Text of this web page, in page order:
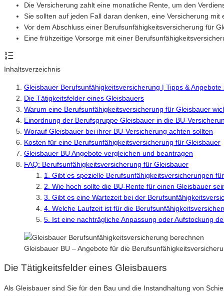
Die Versicherung zahlt eine monatliche Rente, um den
Sie sollten auf jeden Fall daran denken, eine Versicherung
Vor dem Abschluss einer Berufsunfähigkeitsversicherung für
Eine frühzeitige Vorsorge mit einer
Inhaltsverzeichnis
Gleisbauer Berufsunfähigkeitsversicherung | Tipps & Angebote
Die Tätigkeitsfelder eines Gleisbauers
Warum eine Berufsunfähigkeitsversicherung für Gleisbauer
Einordnung der Berufsgruppe Gleisbauer in die BU-
Worauf Gleisbauer bei ihrer BU-Versicherung achten sollten
Kosten für eine Berufsunfähigkeitsversicherung für Gleisbauer
Gleisbauer BU Angebote vergleichen und beantragen
FAQ: Berufsunfähigkeitsversicherung für Gleisbauer
1. Gibt es spezielle Berufsunfähigkeitsversicherungen
2. Wie hoch sollte die BU-Rente für einen Gleisbauer
3. Gibt es eine Wartezeit bei der
4. Welche Laufzeit ist für die
5. Ist eine nachträgliche Anpassung oder Aufstockung
Gleisbauer BU – Angebote für die
Die Tätigkeitsfelder eines Gleisbauers
Als Gleisbauer sind Sie für den Bau und die Instandhaltung von